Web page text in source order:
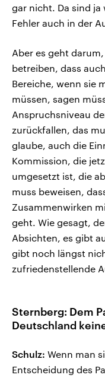
gar nicht. Da sind
Fehler auch in der
Aber es geht
betreiben, dass
Bereiche, wenn sie
müssen, sagen
Anspruchsniveau
zurückfallen, das
glaube, auch die
Kommission, die
umgesetzt ist, die
muss beweisen,
Zusammenwirken
geht. Wie gesagt,
Absichten, es gibt
gibt noch längst
zufriedenstellende
Sternberg: Dem
Deutschland
Schulz: Wenn man
Entscheidung des